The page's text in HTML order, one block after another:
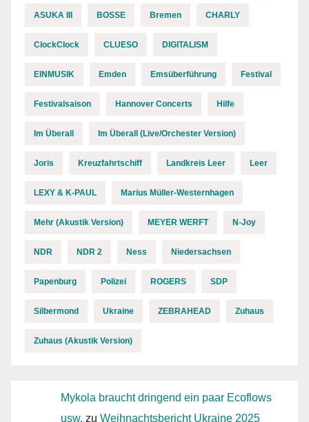
ASUKA III BOSSE Bremen CHARLY
ClockClock CLUESO DIGITALISM
EINMUSIK Emden Emsüberführung Festival
Festivalsaison Hannover Concerts Hilfe
Im Überall Im Überall (Live/Orchester Version)
Joris Kreuzfahrtschiff Landkreis Leer Leer
LEXY & K-PAUL Marius Müller-Westernhagen
Mehr (Akustik Version) MEYER WERFT N-Joy
NDR NDR 2 Ness Niedersachsen
Papenburg Polizei ROGERS SDP
Silbermond Ukraine ZEBRAHEAD Zuhaus
Zuhaus (Akustik Version)
Mykola braucht dringend ein paar Ecoflows
usw. zu Weihnachtsbericht Ukraine 2025